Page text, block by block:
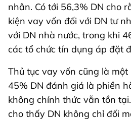
nhân. Có tới 56,3% DN cho
kiện vay vốn đối với DN tư
với DN nhà nước, trong khi
các tổ chức tín dụng áp đặt
Thủ tục vay vốn cũng là
45% DN đánh giá là phiền
không chính thức vẫn tồn
cho thấy DN không chỉ đối